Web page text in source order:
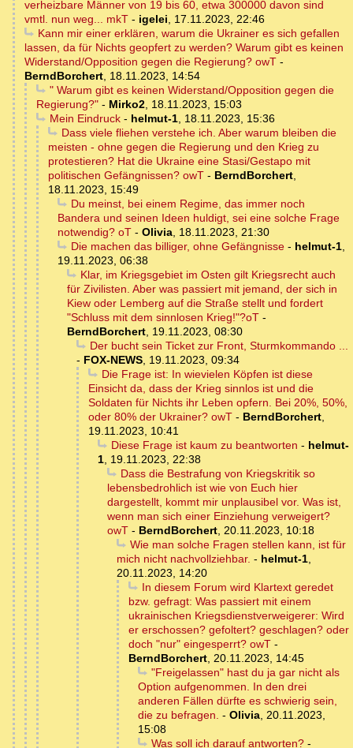
verheizbare Männer von 19 bis 60, etwa 300000 davon sind
vmtl. nun weg... mkT - igelei, 17.11.2023, 22:46
Kann mir einer erklären, warum die Ukrainer es sich gefallen
lassen, da für Nichts geopfert zu werden? Warum gibt es keinen
Widerstand/Opposition gegen die Regierung? owT -
BerndBorchert, 18.11.2023, 14:54
" Warum gibt es keinen Widerstand/Opposition gegen die
Regierung?" - Mirko2, 18.11.2023, 15:03
Mein Eindruck- helmut-1, 18.11.2023, 15:36
Dass viele fliehen verstehe ich. Aber warum bleiben die
meisten - ohne gegen die Regierung und den Krieg zu
protestieren? Hat die Ukraine eine Stasi/Gestapo mit
politischen Gefängnissen? owT - BerndBorchert,
18.11.2023, 15:49
Du meinst, bei einem Regime, das immer noch
Bandera und seinen Ideen huldigt, sei eine solche Frage
notwendig? oT - Olivia, 18.11.2023, 21:30
Die machen das billiger, ohne Gefängnisse- helmut-1,
19.11.2023, 06:38
Klar, im Kriegsgebiet im Osten gilt Kriegsrecht auch
für Zivilisten. Aber was passiert mit jemand, der sich in
Kiew oder Lemberg auf die Straße stellt und fordert
"Schluss mit dem sinnlosen Krieg!"?oT -
BerndBorchert, 19.11.2023, 08:30
Der bucht sein Ticket zur Front, Sturmkommando ...
- FOX-NEWS, 19.11.2023, 09:34
Die Frage ist: In wievielen Köpfen ist diese
Einsicht da, dass der Krieg sinnlos ist und die
Soldaten für Nichts ihr Leben opfern. Bei 20%, 50%,
oder 80% der Ukrainer? owT - BerndBorchert,
19.11.2023, 10:41
Diese Frage ist kaum zu beantworten - helmut-
1, 19.11.2023, 22:38
Dass die Bestrafung von Kriegskritik so
lebensbedrohlich ist wie von Euch hier
dargestellt, kommt mir unplausibel vor. Was ist,
wenn man sich einer Einziehung verweigert?
owT - BerndBorchert, 20.11.2023, 10:18
Wie man solche Fragen stellen kann, ist für
mich nicht nachvollziehbar. - helmut-1,
20.11.2023, 14:20
In diesem Forum wird Klartext geredet
bzw. gefragt: Was passiert mit einem
ukrainischen Kriegsdienstverweigerer: Wird
er erschossen? gefoltert? geschlagen? oder
doch "nur" eingesperrt? owT -
BerndBorchert, 20.11.2023, 14:45
"Freigelassen" hast du ja gar nicht als
Option aufgenommen. In den drei
anderen Fällen dürfte es schwierig sein,
die zu befragen. - Olivia, 20.11.2023,
15:08
Was soll ich darauf antworten?-